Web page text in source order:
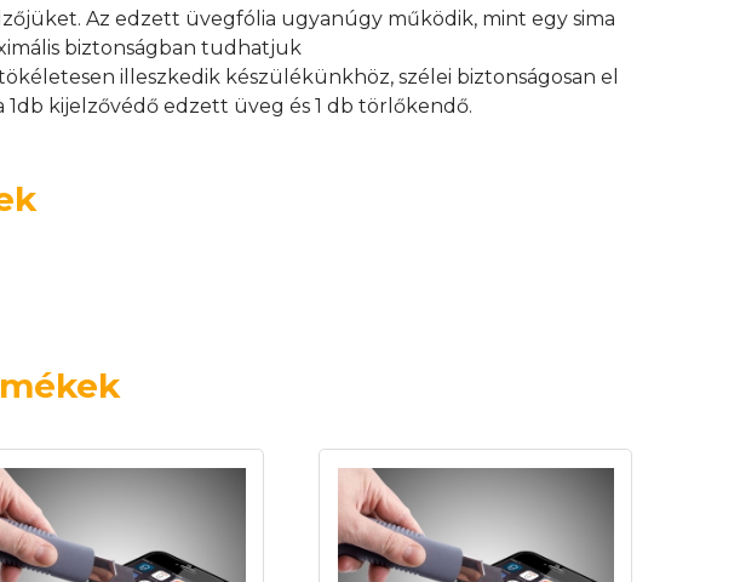
Az edzett üvegfólia ugyanúgy működik, mint egy sima
biztonságban tudhatjuk
illeszkedik készülékünkhöz, szélei biztonságosan el
kijelzővédő edzett üveg és 1 db törlőkendő.